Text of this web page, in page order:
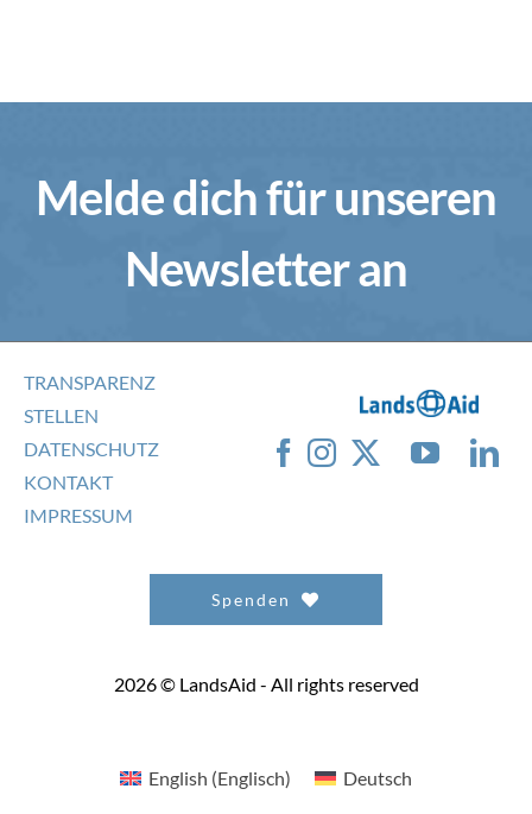
Melde dich für unseren
Newsletter an
TRANSPARENZ
STELLEN
DATENSCHUTZ
KONTAKT
IMPRESSUM
Spenden
2026 © LandsAid - All rights reserved
English (Englisch) Deutsch